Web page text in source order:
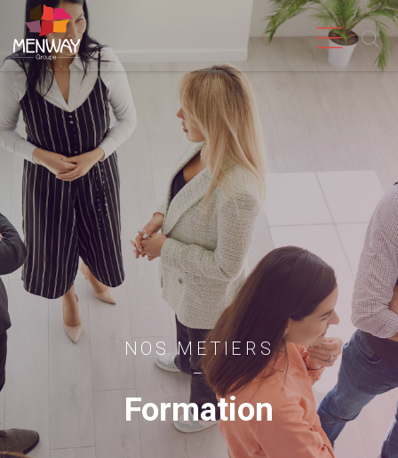
NOS METIERS
_
Formation